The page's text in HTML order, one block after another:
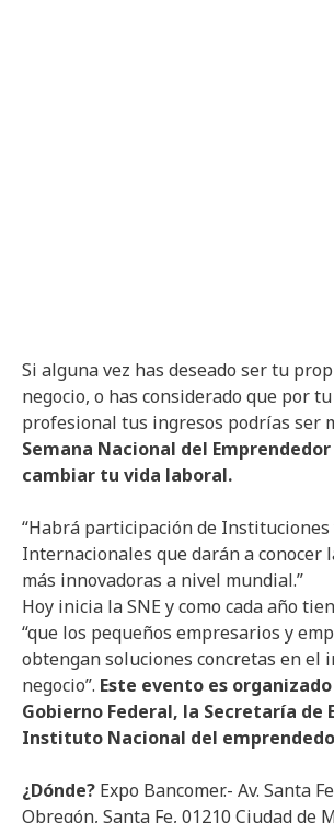
Si alguna vez has deseado ser tu
negocio, o has considerado que por
profesional tus ingresos podrías ser
Semana Nacional del Emprendedor
cambiar tu vida laboral.
“Habrá participación de Instituciones
Internacionales que darán a conocer
más innovadoras a nivel mundial.”
Hoy inicia la SNE y como cada año
“que los pequeños empresarios y
obtengan soluciones concretas en el
negocio”. Este evento es
Gobierno Federal, la Secretaría de
Instituto Nacional del
¿Dónde? Expo Bancomer.- Av. Santa
Obregón, Santa Fe, 01210 Ciudad de